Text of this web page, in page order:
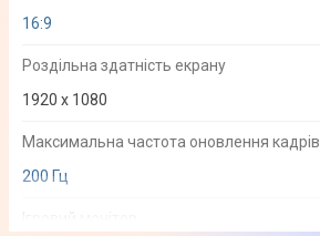
16:9
Роздільна здатність екрану
1920 x 1080
Максимальна частота оновлення кадрів
200 Гц